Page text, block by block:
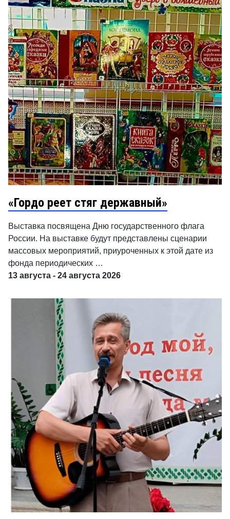
«Гордо реет стяг державный»
Выставка посвящена Дню государственного флага
России. На выставке будут представлены сценарии
массовых мероприятий, приуроченных к этой дате из
фонда периодических …
13 августа - 24 августа 2026